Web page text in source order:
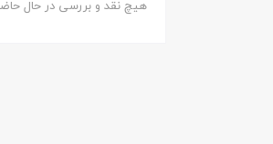
هیچ نقد و بررسی در حال